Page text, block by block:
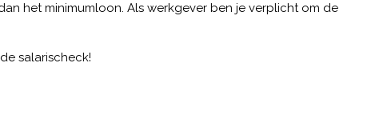
het minimumloon. Als werkgever ben je verplicht om de
salarischeck!